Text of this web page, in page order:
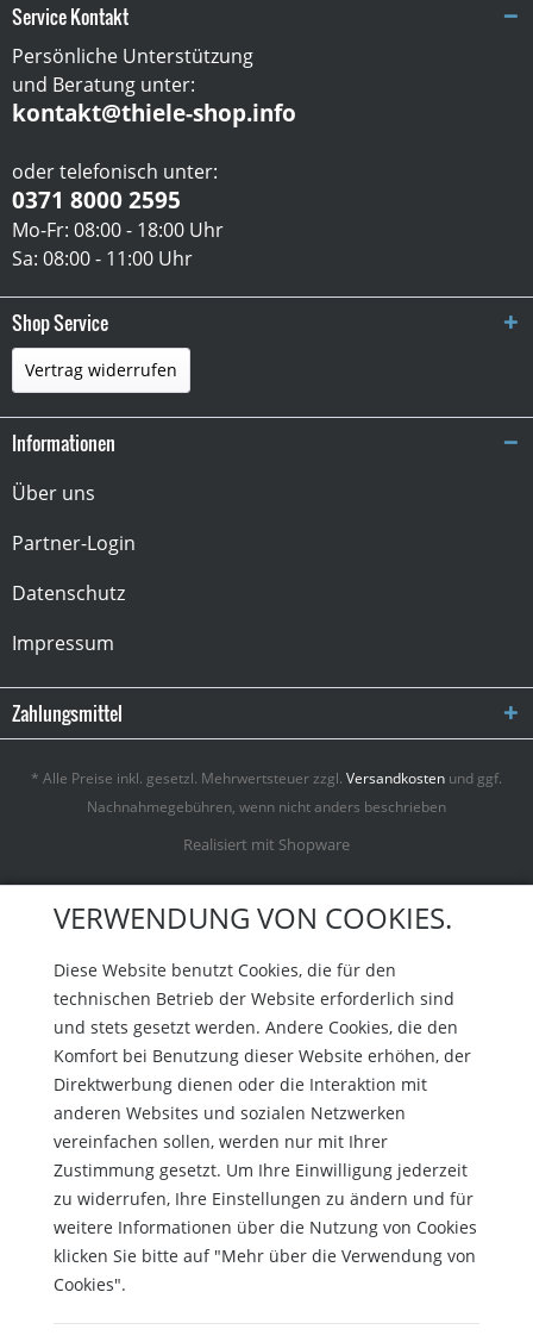
Service Kontakt
Persönliche Unterstützung
und Beratung unter:
kontakt@thiele-shop.info
oder telefonisch unter:
0371 8000 2595
Mo-Fr: 08:00 - 18:00 Uhr
Sa: 08:00 - 11:00 Uhr
Shop Service
Vertrag widerrufen
Informationen
Über uns
Partner-Login
Datenschutz
Impressum
Zahlungsmittel
* Alle Preise inkl. gesetzl. Mehrwertsteuer zzgl. Versandkosten und ggf.
Nachnahmegebühren, wenn nicht anders beschrieben
Realisiert mit Shopware
VERWENDUNG VON COOKIES.
Diese Website benutzt Cookies, die für den
technischen Betrieb der Website erforderlich sind
und stets gesetzt werden. Andere Cookies, die den
Komfort bei Benutzung dieser Website erhöhen, der
Direktwerbung dienen oder die Interaktion mit
anderen Websites und sozialen Netzwerken
vereinfachen sollen, werden nur mit Ihrer
Zustimmung gesetzt. Um Ihre Einwilligung jederzeit
zu widerrufen, Ihre Einstellungen zu ändern und für
weitere Informationen über die Nutzung von Cookies
klicken Sie bitte auf "Mehr über die Verwendung von
Cookies".